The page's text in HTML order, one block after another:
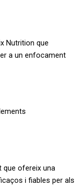
Nutrition que
a un enfocament
que ofereix una
i fiables per als